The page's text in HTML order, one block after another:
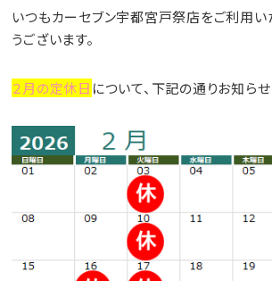
いつもカーセブン宇都宮戸祭店をご利用い
うございます。
２月の定休日 について、下記の通りお知ら